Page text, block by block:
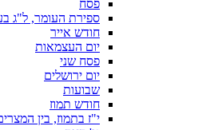
פסח
ספירת העומר, ל"ג
חודש אייר
יום העצמאות
פסח שני
יום ירושלים
שבועות
חודש תמוז
י"ז בתמוז, בין